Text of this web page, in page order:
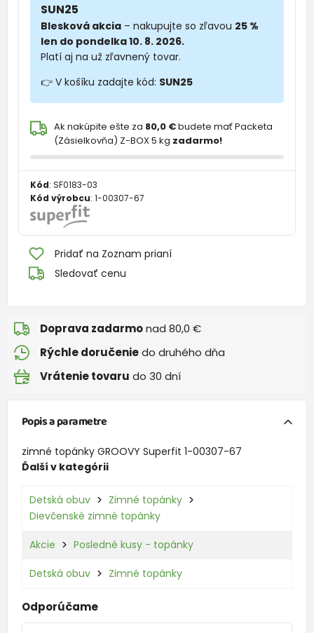
SUN25
Blesková akcia – nakupujte so zľavou 25 %
len do pondelka 10. 8. 2026.
Platí aj na už zľavnený tovar.
👉 V košíku zadajte kód: SUN25
Ak nakúpite ešte za 80,0 €budete mať Packeta
(Zásielkovňa) Z-BOX 5 kg zadarmo!
Kód: SF0183-03
Kód výrobcu: 1-00307-67
Pridať na Zoznam prianí
Sledovať cenu
Doprava zadarmonad 80,0 €
Rýchle doručeniedo druhého dňa
Vrátenie tovaru do 30 dní
Popis a parametre
zimné topánky GROOVY Superfit 1-00307-67
Ďalší v kategórii
Detská obuv
Zimné topánky
Dievčenské zimné topánky
Akcie Posledné kusy - topánky
Detská obuv Zimné topánky
Odporúčame